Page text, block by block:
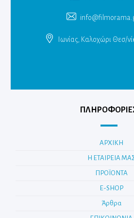
Ιωνίας, Καλοχώρι Θεσ/
ΑΡΧΙΚΗ
Η ΕΤΑΙΡΕΙΑ
ΠΡΟΪΟΝΤΑ
E-SHOP
Άρθρα